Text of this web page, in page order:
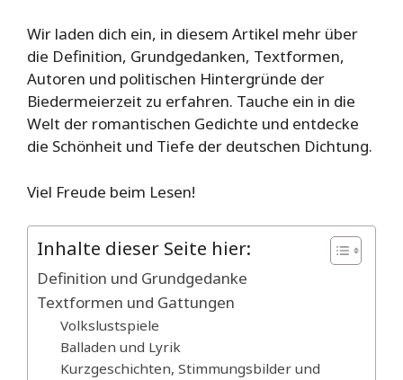
Wir laden dich ein, in diesem Artikel mehr über
die Definition, Grundgedanken, Textformen,
Autoren und politischen Hintergründe der
Biedermeierzeit zu erfahren. Tauche ein in die
Welt der romantischen Gedichte und entdecke
die Schönheit und Tiefe der deutschen Dichtung.
Viel Freude beim Lesen!
Inhalte dieser Seite hier:
Definition und Grundgedanke
Textformen und Gattungen
Volkslustspiele
Balladen und Lyrik
Kurzgeschichten, Stimmungsbilder und